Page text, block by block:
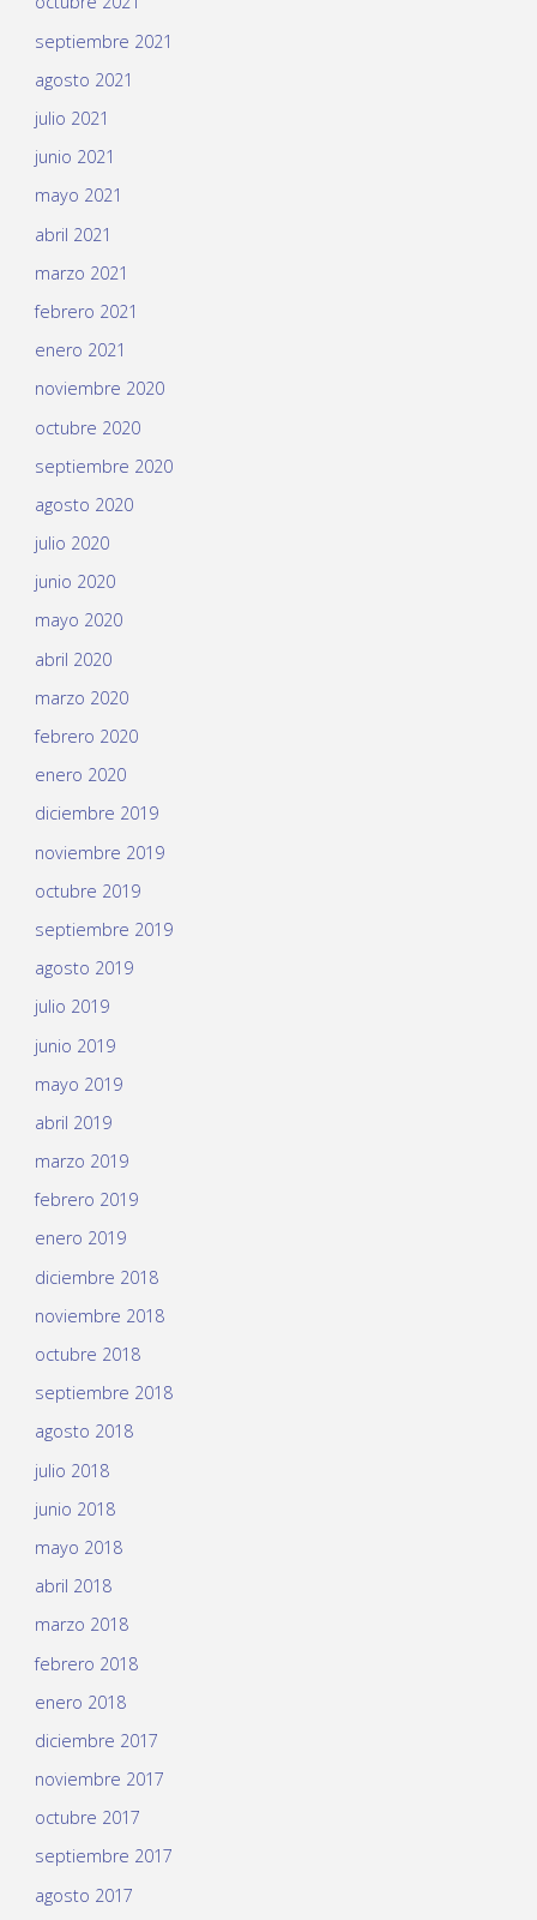
septiembre 2021
agosto 2021
julio 2021
junio 2021
mayo 2021
abril 2021
marzo 2021
febrero 2021
enero 2021
noviembre 2020
octubre 2020
septiembre 2020
agosto 2020
julio 2020
junio 2020
mayo 2020
abril 2020
marzo 2020
febrero 2020
enero 2020
diciembre 2019
noviembre 2019
octubre 2019
septiembre 2019
agosto 2019
julio 2019
junio 2019
mayo 2019
abril 2019
marzo 2019
febrero 2019
enero 2019
diciembre 2018
noviembre 2018
octubre 2018
septiembre 2018
agosto 2018
julio 2018
junio 2018
mayo 2018
abril 2018
marzo 2018
febrero 2018
enero 2018
diciembre 2017
noviembre 2017
octubre 2017
septiembre 2017
agosto 2017